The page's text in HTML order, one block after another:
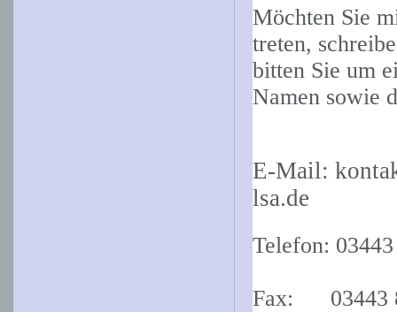
Möchten Sie
treten,
bitten Sie um
Namen sowie
E-Mail:
lsa.de
Telefon:
Fax: 03443